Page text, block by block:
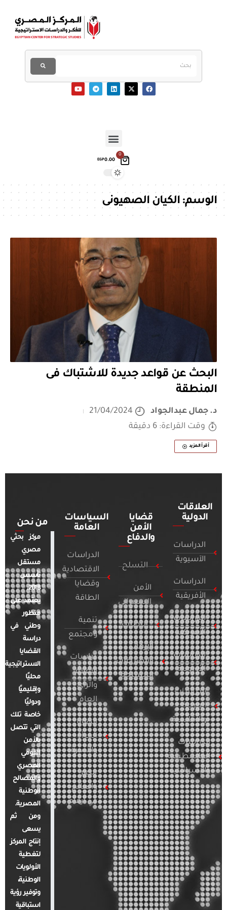
0
EGP0.00
الوسم:الكيان الصهيونى
البحث عن قواعد جديدة للاشتباك فى
المنطقة
د. جمال عبدالجواد
21/04/2024
وقت القراءة: 6 دقيقة
أقرأ المزيد
العلاقات
الدولية
الدراسات
الآسيوية
الدراسات
الأفريقية
الدراسات
الأمريكية
الدراسات
الأوروبية
الدراسات
العربية
والإقليمية
الدراسات
الفلسطينية
والإسرائيلية
قضايا
الأمن
والدفاع
التسلح
الأمن
السيبراني
التطرف
الإرهاب
والصراعات
المسلحة
السياسات
العامة
الدراسات
الاقتصادية
وقضايا
الطاقة
تنمية
ومجتمع
دراسات
الإعلام
والرأي
العام
قضايا
المرأة
والأسرة
مصر
والعالم
في أرقام
من نحن
مركز بحثي
مصري
مستقل
تأسس
2018.
يعتمد على
منظور
وطني في
دراسة
القضايا
الاستراتيجية
محليًا
وإقليميًا
ودوليًا
خاصة تلك
التي تتصل
بالأمن
القومي
المصري
والمصالح
الوطنية
المصرية.
ومن ثم
يسعى
إنتاج المركز
لتغطية
الأولويات
الوطنية،
وتوفير رؤية
استباقية